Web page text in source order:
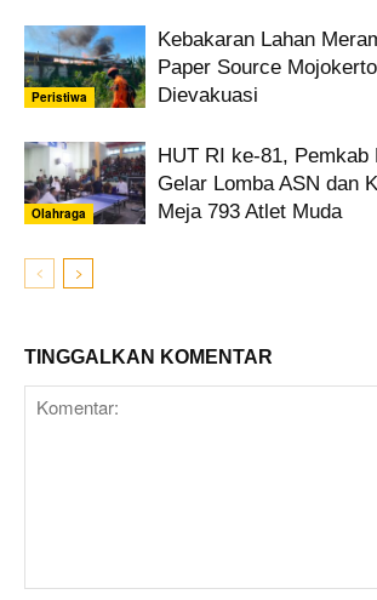
Peristiwa
Kebakaran Lahan
Paper Source
Dievakuasi
Olahraga
HUT RI ke-81, Pemkab
Gelar Lomba ASN dan
Meja 793 Atlet Muda
TINGGALKAN KOMENTAR